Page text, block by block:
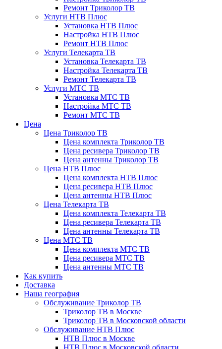
Ремонт Триколор ТВ
Услуги НТВ Плюс
Установка НТВ Плюс
Настройка НТВ Плюс
Ремонт НТВ Плюс
Услуги Телекарта ТВ
Установка Телекарта ТВ
Настройка Телекарта ТВ
Ремонт Телекарта ТВ
Услуги МТС ТВ
Установка МТС ТВ
Настройка МТС ТВ
Ремонт МТС ТВ
Цена
Цена Триколор ТВ
Цена комплекта Триколор ТВ
Цена ресивера Триколор ТВ
Цена антенны Триколор ТВ
Цена НТВ Плюс
Цена комплекта НТВ Плюс
Цена ресивера НТВ Плюс
Цена антенны НТВ Плюс
Цена Телекарта ТВ
Цена комплекта Телекарта ТВ
Цена ресивера Телекарта ТВ
Цена антенны Телекарта ТВ
Цена МТС ТВ
Цена комплекта МТС ТВ
Цена ресивера МТС ТВ
Цена антенны МТС ТВ
Как купить
Доставка
Наша география
Обслуживание Триколор ТВ
Триколор ТВ в Москве
Триколор ТВ в Московской области
Обслуживание НТВ Плюс
НТВ Плюс в Москве
НТВ Плюс в Московской области